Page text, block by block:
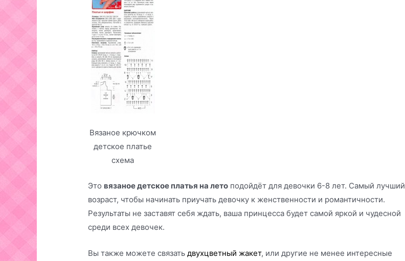
Вязаное крючком
детское платье
схема
Это вязаное детское платья на лето подойдёт для девочки 6-8 лет. Самый лучший
возраст, чтобы начинать приучать девочку к женственности и романтичности.
Результаты не заставят себя ждать, ваша принцесса будет самой яркой и чудесной
среди всех девочек.
Вы также можете связать двухцветный жакет, или другие не менее интересные